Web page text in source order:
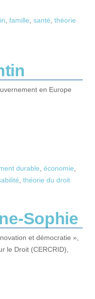
, famille, santé, théorie
en Europe
durable, économie,
, théorie du droit
Sophie
et démocratie »,
le Droit (CERCRID),